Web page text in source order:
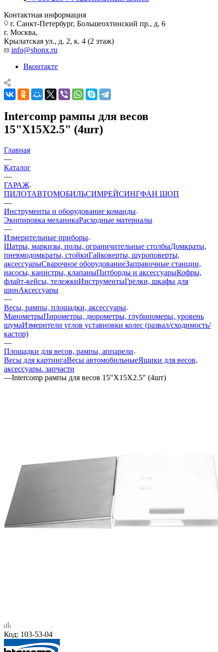
Контактная информация
г. Санкт-Петербург, Большеохтинский пр., д. 6
г. Москва,
Крылатская ул., д. 2, к. 4 (2 этаж)
info@shonx.ru
Вконтакте
Intercomp рампы для весов
15"X15X2.5" (4шт)
Главная
—
Каталог
—
ГАРАЖ
ПИЛОТАВТОМОБИЛЬСИМРЕЙСИНГФАН ШОП
—
Инструменты и оборудование команды
Экипировка механикаРасходные материалы
—
Измерительные приборы
Шатры, маркизы, полы, ограничительные столбыДомкраты,
пневмодомкраты, стойкиГайковерты, шуроповерты,
аксессуарыСварочное оборудованиеЗаправочные станции,
насосы, канистры, клапаныПитборды и аксессуарыКофры,
флайт-кейсы, тележкиИнструментыГрелки, шкафы для
шинАксессуары
—
Весы, рампы, площадки, аксессуары
МанометрыПирометры, дюрометры, глубиномеры, уровень
шумаИзмерители углов уставновки колес (развал/сходимость/
кастор)
—
Площадки для весов, рампы, аппарели
Весы для картингаВесы автомобильныеЯщики для весов,
аксессуары. запчасти
—Intercomp рампы для весов 15"X15X2.5" (4шт)
Код: 103-53-04